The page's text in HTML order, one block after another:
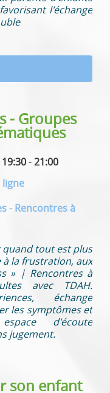
l'échange
- Groupes
-21:00
ligne
- Rencontres à
quand tout est plus
à la frustration, aux
» | Rencontres à
avec TDAH.
échange
les symptômes et
d'écoute
jugement.
son enfant